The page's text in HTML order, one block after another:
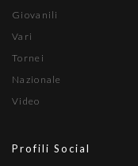
Giovanili
Vari
Tornei
Nazionale
Video
Profili Social